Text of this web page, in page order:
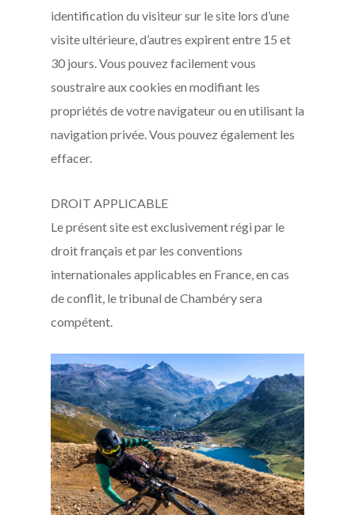
identification du visiteur sur le site lors d’une
visite ultérieure, d’autres expirent entre 15 et
30 jours. Vous pouvez facilement vous
soustraire aux cookies en modifiant les
propriétés de votre navigateur ou en utilisant la
navigation privée. Vous pouvez également les
effacer.
DROIT APPLICABLE
Le présent site est exclusivement régi par le
droit français et par les conventions
internationales applicables en France, en cas
de conflit, le tribunal de Chambéry sera
compétent.